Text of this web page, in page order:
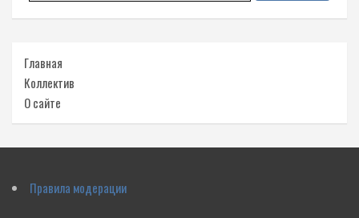
Главная
Коллектив
О сайте
Правила модерации